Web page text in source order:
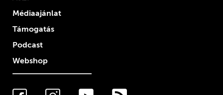
Médiaajánlat
Támogatás
Podcast
Webshop